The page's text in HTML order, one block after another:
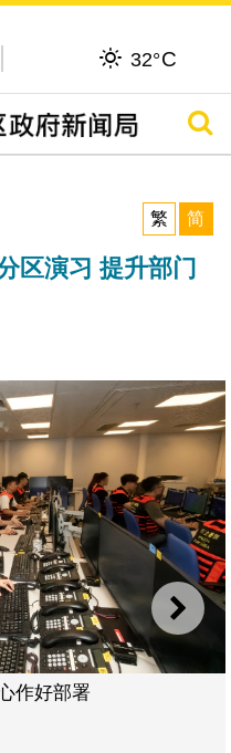
32°C
搜寻
繁
简
区演习 提升部门
下一
作好部署